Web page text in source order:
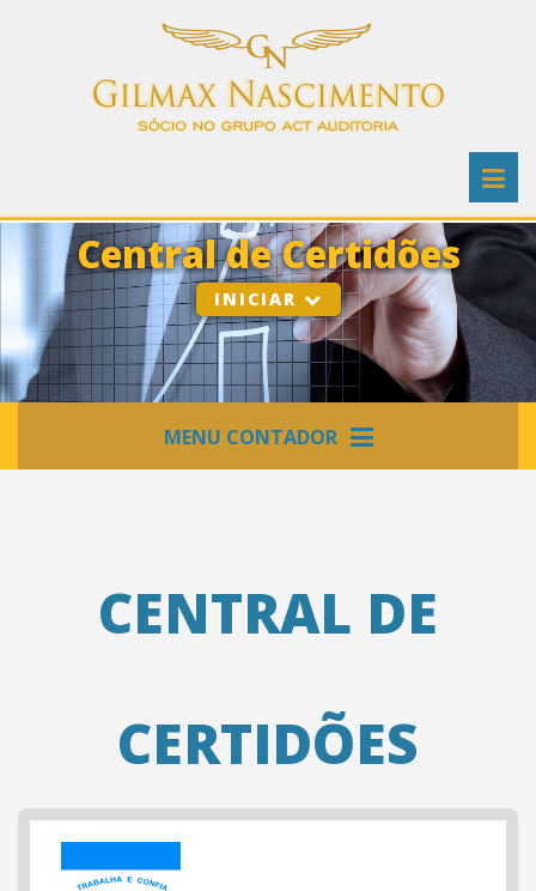
Central de Certidões
INICIAR
MENU CONTADOR
CENTRAL DE
CERTIDÕES